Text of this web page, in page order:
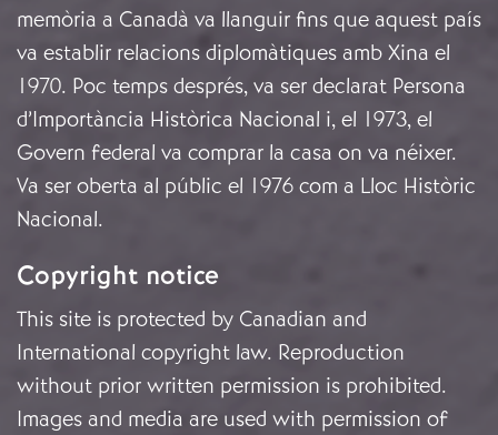
memòria a Canadà va llanguir fins que aquest país
va establir relacions diplomàtiques amb Xina el
1970. Poc temps després, va ser declarat Persona
d’Importància Històrica Nacional i, el 1973, el
Govern federal va comprar la casa on va néixer.
Va ser oberta al públic el 1976 com a Lloc Històric
Nacional.
Copyright notice
This site is protected by Canadian and
International copyright law. Reproduction
without prior written permission is prohibited.
Images and media are used with permission of